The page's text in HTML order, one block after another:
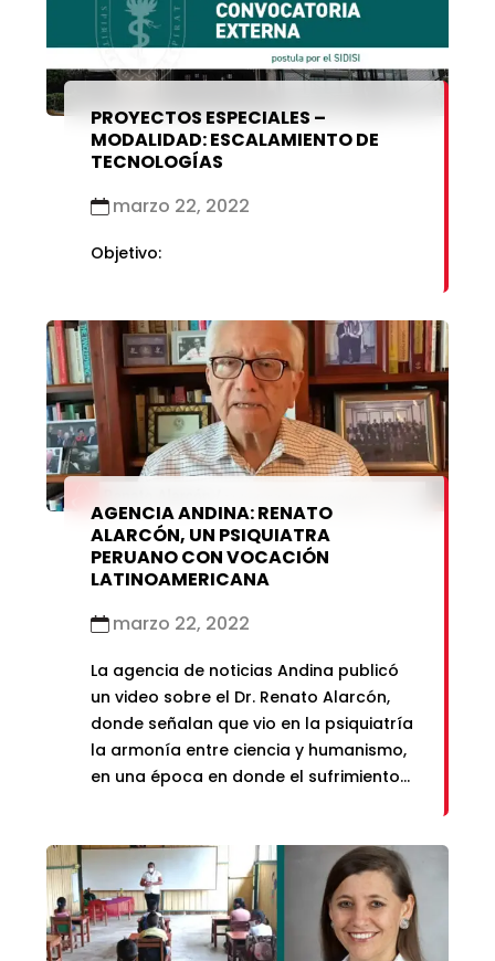
marzo 2021
febrero 2021
enero 2021
enero 2019
PROYECTOS ESPECIALES –
MODALIDAD: ESCALAMIENTO DE
TECNOLOGÍAS
marzo 22, 2022
Objetivo:
AGENCIA ANDINA: RENATO
ALARCÓN, UN PSIQUIATRA
PERUANO CON VOCACIÓN
LATINOAMERICANA
marzo 22, 2022
La agencia de noticias Andina publicó
un video sobre el Dr. Renato Alarcón,
donde señalan que vio en la psiquiatría
la armonía entre ciencia y humanismo,
en una época en donde el sufrimiento